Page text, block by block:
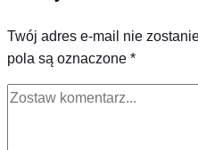
Twój adres e-mail nie
pola są oznaczone *